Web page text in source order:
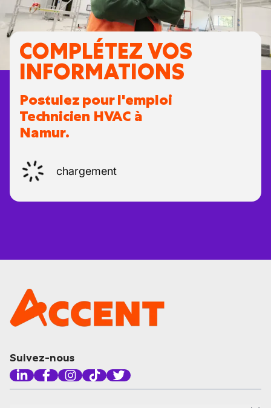
COMPLÉTEZ VOS
INFORMATIONS
Postulez pour l'emploi
Technicien HVAC à
Namur.
chargement
Suivez-nous